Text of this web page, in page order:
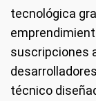
tecnológica
suscripciones
técnico